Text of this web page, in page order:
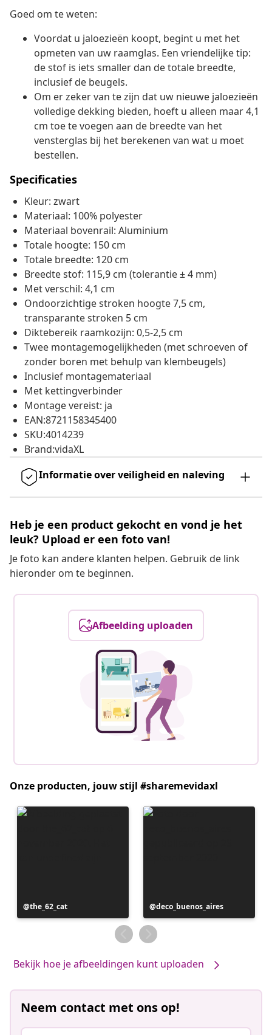
Goed om te weten:
Voordat u jaloezieën koopt, begint u met het
opmeten van uw raamglas. Een vriendelijke tip:
de stof is iets smaller dan de totale breedte,
inclusief de beugels.
Om er zeker van te zijn dat uw nieuwe jaloezieën
volledige dekking bieden, hoeft u alleen maar 4,1
cm toe te voegen aan de breedte van het
vensterglas bij het berekenen van wat u moet
bestellen.
Specificaties
Kleur: zwart
Materiaal: 100% polyester
Materiaal bovenrail: Aluminium
Totale hoogte: 150 cm
Totale breedte: 120 cm
Breedte stof: 115,9 cm (tolerantie ± 4 mm)
Met verschil: 4,1 cm
Ondoorzichtige stroken hoogte 7,5 cm,
transparante stroken 5 cm
Diktebereik raamkozijn: 0,5-2,5 cm
Twee montagemogelijkheden (met schroeven of
zonder boren met behulp van klembeugels)
Inclusief montagemateriaal
Met kettingverbinder
Montage vereist: ja
EAN:8721158345400
SKU:4014239
Brand:vidaXL
Informatie over veiligheid en naleving
Heb je een product gekocht en vond je het
leuk? Upload er een foto van!
Je foto kan andere klanten helpen. Gebruik de link
hieronder om te beginnen.
Afbeelding uploaden
Onze producten, jouw stijl #sharemevidaxl
Bericht
gepubliceerd
the_62_cat
Bericht
gepubliceerd
door
deco_buenos_aires
Bekijk hoe je afbeeldingen kunt uploaden
Neem contact met ons op!